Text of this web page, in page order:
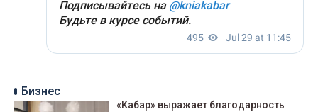
Бизнес
«Кабар» выражает благодарность